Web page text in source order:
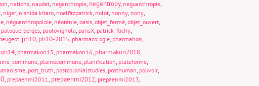
, nations, naudet, neganthropie, negentropy, neguanthropie,
, niger, nishida kitaro, noelfitzpatrick, nolot, nonny, nony,
, néguanthropoloie, néoténie, oasis, objet_fermé, objet_ouvert,
paloque-berges, paolovignola, parisX, patrick_flichy,
peugeot, ph10, ph10-2015, pharmacologie, pharmahon,
, pharmakon15, pharmakon16, pharmakon2018,
, plainecommune, planification, plateforme,
, post_truth, postcolonialstudies, posthuman, pouvoir,
, prepaenmi2011, prepaenmi2012, prepaenmi2013,